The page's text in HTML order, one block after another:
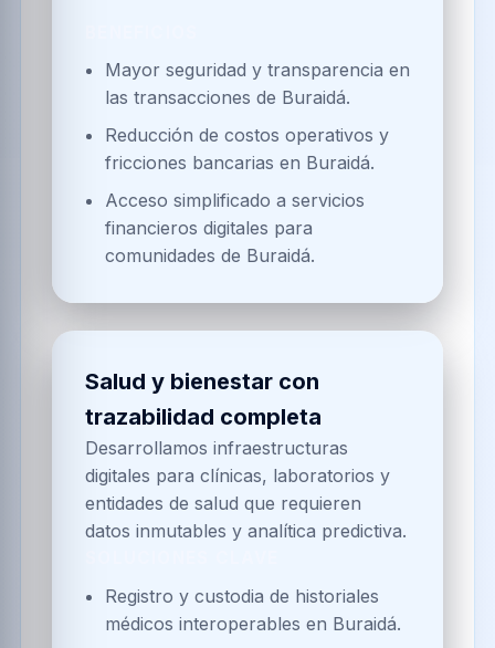
Mayor seguridad y transparencia en
las transacciones de Buraidá.
Reducción de costos operativos y
fricciones bancarias en Buraidá.
Acceso simplificado a servicios
financieros digitales para
comunidades de Buraidá.
Salud y bienestar con
trazabilidad completa
Desarrollamos infraestructuras
digitales para clínicas, laboratorios y
entidades de salud que requieren
datos inmutables y analítica predictiva.
Registro y custodia de historiales
médicos interoperables en Buraidá.